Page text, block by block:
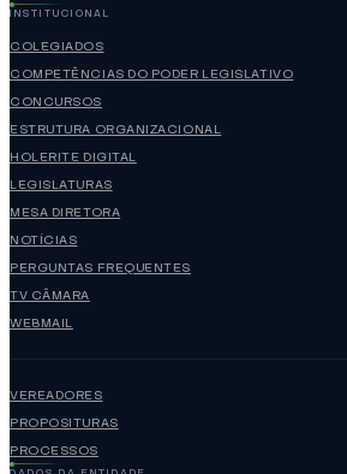
INSTITUCIONAL
COLEGIADOS
COMPETÊNCIAS DO PODER LEGISLATIVO
CONCURSOS
ESTRUTURA ORGANIZACIONAL
HOLERITE DIGITAL
LEGISLATURAS
MESA DIRETORA
NOTÍCIAS
PERGUNTAS FREQUENTES
TV CÂMARA
WEBMAIL
VEREADORES
PROPOSITURAS
PROCESSOS